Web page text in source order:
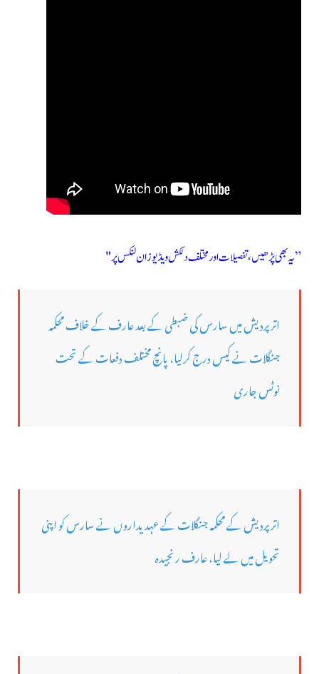
” یہ بھی پڑھیں ، تفصیلات اور مختلف دلکش ویڈیوز ان لنکس پر "
اتر پردیش میں سارس کی ضبطی کے بعد عارف کے خلاف محکمہ
جنگلات نے کیس درج کرلیا، پانچ مختلف دفعات کے تحت
نوٹس جاری
اتر پردیش کے محکمہ جنگلات کے عہدیداروں نے سارس کو اپنی
تحویل میں لے لیا، عارف رنجیدہ